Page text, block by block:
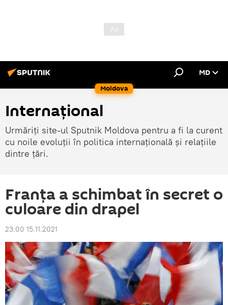
Moldova
MD
Internațional
Urmăriți site-ul Sputnik Moldova pentru a fi la curent
cu noile evoluții în politica internațională și relațiile
dintre țări.
Franţa a schimbat în secret o
culoare din drapel
23:00 15.11.2021